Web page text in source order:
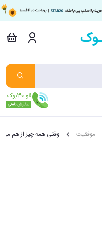
موفقیت وقتی همه چیز از هم